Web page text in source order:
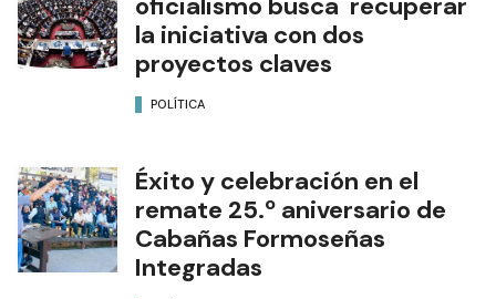
la iniciativa con dos
proyectos claves
POLÍTICA
Éxito y celebración en el
remate 25.º aniversario de
Cabañas Formoseñas
Integradas